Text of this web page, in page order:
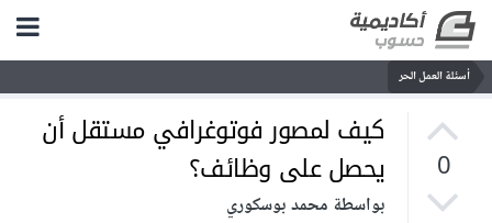
أسئلة العمل الحر
0
كيف لمصور فوتوغرافي مستقل أن
يحصل على وظائف؟
بواسطة محمد بوسكوري